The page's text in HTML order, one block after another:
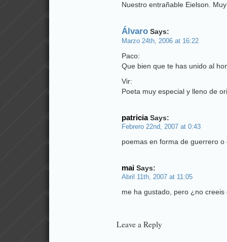
Nuestro entrañable Eielson.
Álvaro Says:
Marzo 24th, 2006 at 16:22
Paco:
Que bien que te has unido al
Vir:
Poeta muy especial y lleno de
patriciaSays:
Febrero 22nd, 2007 at 0:43
poemas en forma de guerrero o
mai Says:
Abril 11th, 2007 at 11:05
me ha gustado, pero ¿no
Leave a Reply